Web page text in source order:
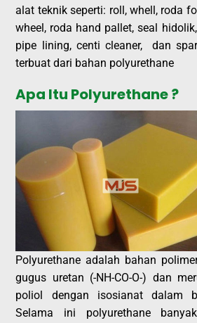
alat teknik seperti: roll, whell, roda
wheel, roda hand pallet, seal
pipe lining, centi cleaner, dan
terbuat dari bahan polyurethane
Apa Itu Polyurethane ?
Polyurethane adalah bahan
gugus uretan (-NH-CO-O-) dan
poliol dengan isosianat dalam
Selama ini polyurethane